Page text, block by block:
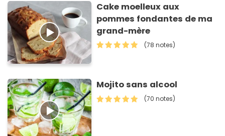
Cake moelleux aux
pommes fondantes de ma
grand-mère
(78 notes)
Mojito sans alcool
(70 notes)